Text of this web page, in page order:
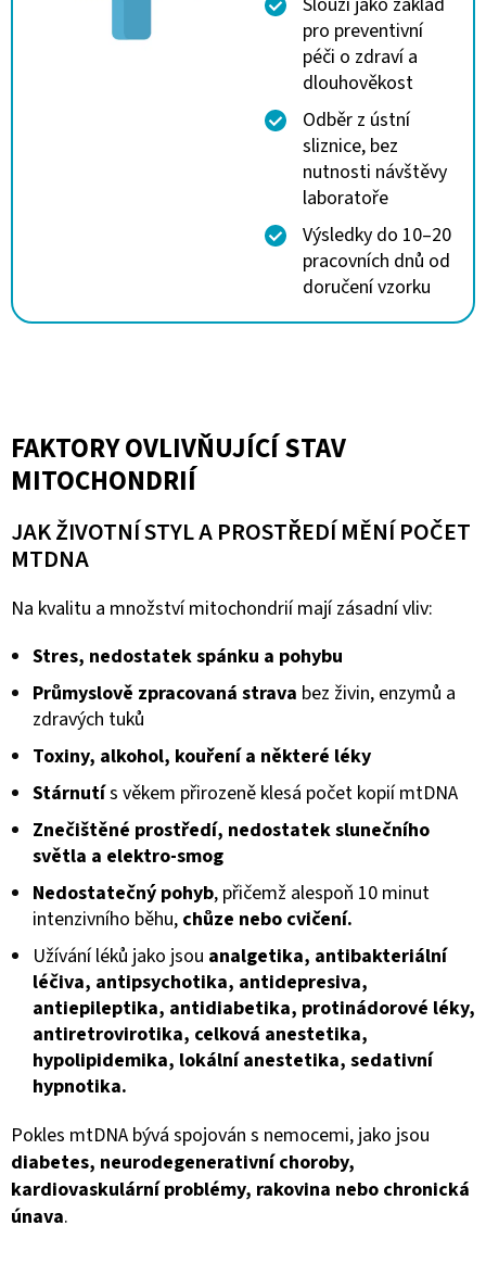
pro preventivní
péči o zdraví a
dlouhověkost
Odběr z ústní
sliznice, bez
nutnosti návštěvy
laboratoře
Výsledky do 10–20
pracovních dnů od
doručení vzorku
FAKTORY OVLIVŇUJÍCÍ STAV
MITOCHONDRIÍ
JAK ŽIVOTNÍ STYL A PROSTŘEDÍ MĚNÍ POČET
MTDNA
Na kvalitu a množství mitochondrií mají zásadní vliv:
Stres, nedostatek spánku a pohybu
Průmyslově zpracovaná strava bez živin, enzymů a
zdravých tuků
Toxiny, alkohol, kouření a některé léky
Stárnutís věkem přirozeně klesá počet kopií mtDNA
Znečištěné prostředí, nedostatek slunečního
světla a elektro-smog
Nedostatečný pohyb, přičemž alespoň 10 minut
intenzivního běhu, chůze nebo cvičení.
Užívání léků jako jsou analgetika, antibakteriální
léčiva, antipsychotika, antidepresiva,
antiepileptika, antidiabetika, protinádorové léky,
antiretrovirotika, celková anestetika,
hypolipidemika, lokální anestetika, sedativní
hypnotika.
Pokles mtDNA bývá spojován s nemocemi, jako jsou
diabetes, neurodegenerativní choroby,
kardiovaskulární problémy, rakovina nebo chronická
únava.